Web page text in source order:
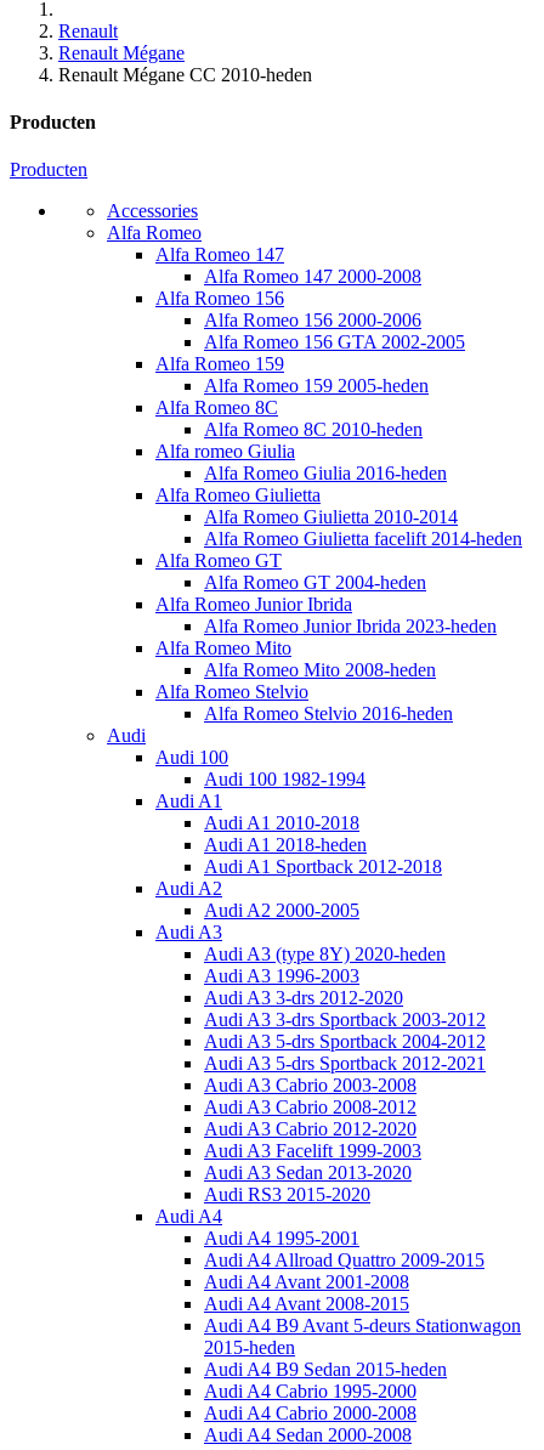
Renault
Renault Mégane
Renault Mégane CC 2010-heden
Producten
Producten
Accessories
Alfa Romeo
Alfa Romeo 147
Alfa Romeo 147 2000-2008
Alfa Romeo 156
Alfa Romeo 156 2000-2006
Alfa Romeo 156 GTA 2002-2005
Alfa Romeo 159
Alfa Romeo 159 2005-heden
Alfa Romeo 8C
Alfa Romeo 8C 2010-heden
Alfa romeo Giulia
Alfa Romeo Giulia 2016-heden
Alfa Romeo Giulietta
Alfa Romeo Giulietta 2010-2014
Alfa Romeo Giulietta facelift 2014-heden
Alfa Romeo GT
Alfa Romeo GT 2004-heden
Alfa Romeo Junior Ibrida
Alfa Romeo Junior Ibrida 2023-heden
Alfa Romeo Mito
Alfa Romeo Mito 2008-heden
Alfa Romeo Stelvio
Alfa Romeo Stelvio 2016-heden
Audi
Audi 100
Audi 100 1982-1994
Audi A1
Audi A1 2010-2018
Audi A1 2018-heden
Audi A1 Sportback 2012-2018
Audi A2
Audi A2 2000-2005
Audi A3
Audi A3 (type 8Y) 2020-heden
Audi A3 1996-2003
Audi A3 3-drs 2012-2020
Audi A3 3-drs Sportback 2003-2012
Audi A3 5-drs Sportback 2004-2012
Audi A3 5-drs Sportback 2012-2021
Audi A3 Cabrio 2003-2008
Audi A3 Cabrio 2008-2012
Audi A3 Cabrio 2012-2020
Audi A3 Facelift 1999-2003
Audi A3 Sedan 2013-2020
Audi RS3 2015-2020
Audi A4
Audi A4 1995-2001
Audi A4 Allroad Quattro 2009-2015
Audi A4 Avant 2001-2008
Audi A4 Avant 2008-2015
Audi A4 B9 Avant 5-deurs Stationwagon
2015-heden
Audi A4 B9 Sedan 2015-heden
Audi A4 Cabrio 1995-2000
Audi A4 Cabrio 2000-2008
Audi A4 Sedan 2000-2008